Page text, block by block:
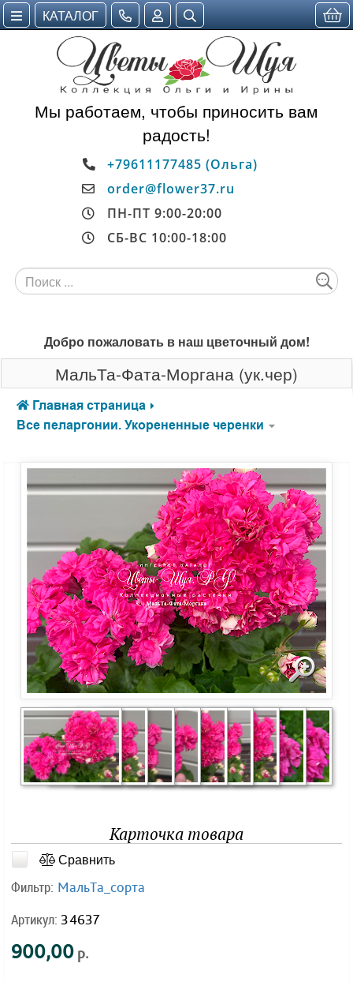
КАТАЛОГ
Мы работаем, чтобы приносить вам
радость!
+79611177485 (Ольга)
order@flower37.ru
ПН-ПТ 9:00-20:00
СБ-ВС 10:00-18:00
Добро пожаловать в наш цветочный дом!
МальТа-Фата-Моргана (ук.чер)
Главная страница
Все пеларгонии. Укорененные черенки
Карточка товара
Сравнить
Фильтр: МальТа_сорта
Артикул: 34637
900,00 р.